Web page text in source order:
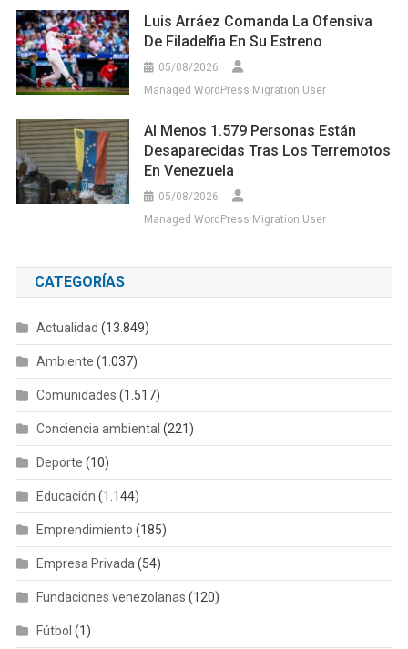
Luis Arráez Comanda La Ofensiva
De Filadelfia En Su Estreno
05/08/2026
Managed WordPress Migration User
Al Menos 1.579 Personas Están
Desaparecidas Tras Los Terremotos
En Venezuela
05/08/2026
Managed WordPress Migration User
CATEGORÍAS
Actualidad (13.849)
Ambiente (1.037)
Comunidades (1.517)
Conciencia ambiental (221)
Deporte (10)
Educación (1.144)
Emprendimiento (185)
Empresa Privada(54)
Fundaciones venezolanas (120)
Fútbol (1)